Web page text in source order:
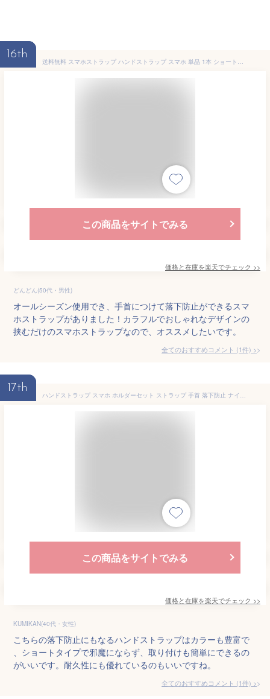
16th
送料無料 スマホストラップ ハンドストラップ スマホ 単品 1本 ショートストラップ 手首 手ぶら 落下防止 紛失防止 挟むだけ ロープ 紐 可愛い おしゃれ カラフル バイカラー パラコード スマートフォン 携帯電話 カラバリ豊富
この商品をサイトでみる
価格と在庫を楽天でチェック >>
どんどん(50代・男性)
オールシーズン使用でき、手首につけて落下防止ができるスマ
ホストラップがありました！カラフルでおしゃれなデザインの
挟むだけのスマホストラップなので、オススメしたいです。
全てのおすすめコメント (1件) >
17th
ハンドストラップ スマホ ホルダーセット ストラップ 手首 落下防止 ナイロン スマホアクセサリー 携帯ストラップ 腕掛けストラップ おしゃれ かわいい ショートストラップ プレゼント ギフト スマホストラップ 落下防止ストラップ
この商品をサイトでみる
価格と在庫を楽天でチェック >>
KUMIKAN(40代・女性)
こちらの落下防止にもなるハンドストラップはカラーも豊富で
、ショートタイプで邪魔にならず、取り付けも簡単にできるの
がいいです。耐久性にも優れているのもいいですね。
全てのおすすめコメント (1件) >